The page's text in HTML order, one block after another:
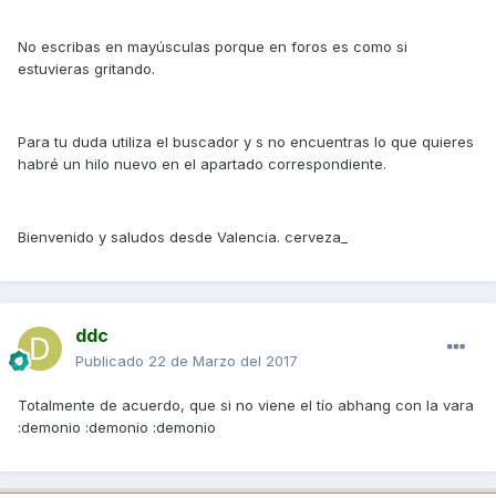
No escribas en mayúsculas porque en foros es como si
estuvieras gritando.
Para tu duda utiliza el buscador y s no encuentras lo que quieres
habré un hilo nuevo en el apartado correspondiente.
Bienvenido y saludos desde Valencia. cerveza_
ddc
Publicado 22 de Marzo del 2017
Totalmente de acuerdo, que si no viene el tío abhang con la vara
:demonio :demonio :demonio